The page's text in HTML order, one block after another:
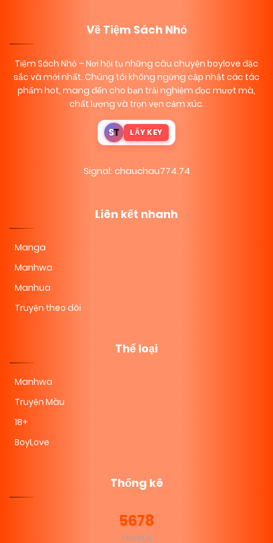
Về Tiệm Sách Nhỏ
Tiệm Sách Nhỏ – Nơi hội tụ những câu chuyện boylove đặc
sắc và mới nhất. Chúng tôi không ngừng cập nhật các tác
phẩm hot, mang đến cho bạn trải nghiệm đọc mượt mà,
chất lượng và trọn vẹn cảm xúc.
ST LẤY KEY
Signal: chauchau774.74
Liên kết nhanh
Manga
Manhwa
Manhua
Truyện theo dõi
Thể loại
Manhwa
Truyện Màu
18+
BoyLove
Thống kê
5678
TRUYỆN